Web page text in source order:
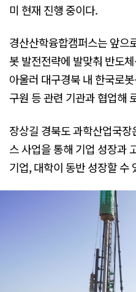
미 현재 진행 중이다.
경산산학융합캠퍼스는 앞으
봇 발전전략에 발맞춰 반도
아울러 대구경북 내 한국로
구원 등 관련 기관과 협업해
장상길 경북도 과학산업국
스 사업을 통해 기업 성장과
기업, 대학이 동반 성장할